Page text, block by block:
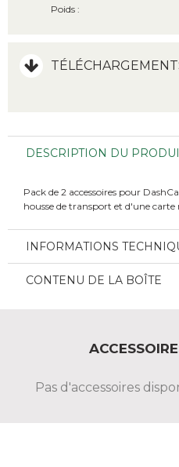
Poids :
DESCRIPTION DU
Pack de 2 accessoires pour
housse de transport et d'une
INFORMATIONS
CONTENU DE LA BOÎTE
Pas d'accessoires